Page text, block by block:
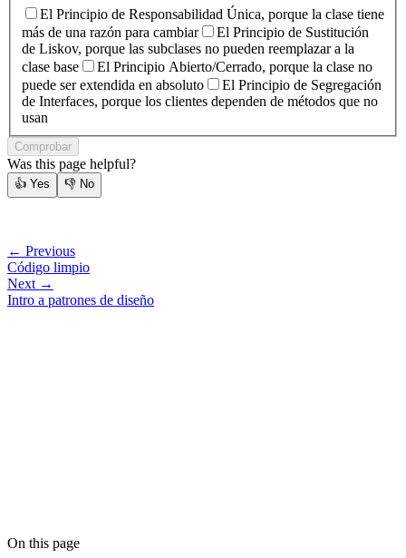
El Principio de Responsabilidad Única, porque la clase tiene
más de una razón para cambiar
El Principio de Sustitución
de Liskov, porque las subclases no pueden reemplazar a la
clase base
El Principio Abierto/Cerrado, porque la clase no
puede ser extendida en absoluto
El Principio de Segregación
de Interfaces, porque los clientes dependen de métodos que no
usan
Comprobar
Was this page helpful?
👍 Yes 👎 No
← Previous
Código limpio
Next →
Intro a patrones de diseño
On this page